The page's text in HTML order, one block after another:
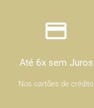
Até 6x sem Juros
Nos cartões de crédito